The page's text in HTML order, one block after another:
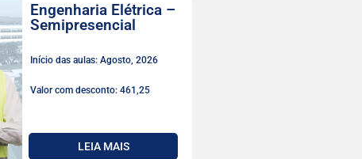
Engenharia Elétrica –
Semipresencial
Início das aulas: Agosto, 2026
Valor com desconto: 461,25
LEIA MAIS